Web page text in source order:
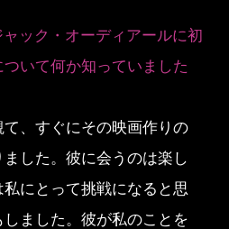
ック・オーディアールに初
いて何か知っていました
て、すぐにその映画作りの
した。彼に会うのは楽し
にとって挑戦になると思
ました。彼が私のことを